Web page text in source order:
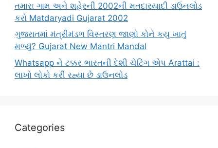
તમારા ગામ અને શહેરની 2002ની મતદારયાદી ડાઉનલોડ
કરો Matdaryadi Gujarat 2002
ગુજરાતમાં મંત્રીમંડળ વિસ્તરણ જાણો કોને કયુ ખાતું
મળ્યું? Gujarat New Mantri Mandal
Whatsapp ને ટક્કર ભારતની દેશી ચેટિંગ એપ Arattai :
લાખો લોકો કરી રહ્યા છે ડાઉનલોડ
Categories